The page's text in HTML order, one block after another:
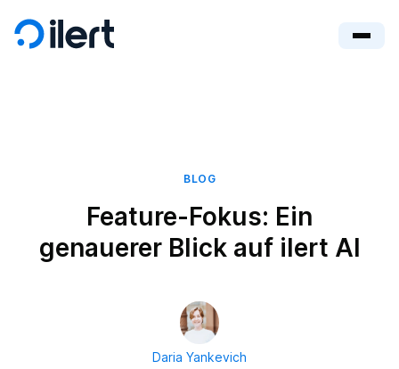
BLOG
Feature-Fokus: Ein
genauerer Blick auf ilert AI
Daria Yankevich